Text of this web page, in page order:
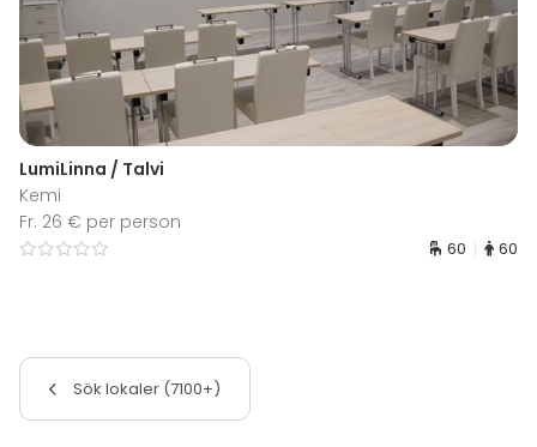
LumiLinna / Talvi
Kemi
Fr. 26 € per person
60 60
Sök lokaler (7100+)